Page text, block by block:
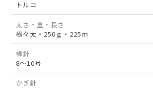
トルコ
太さ・量・長さ
極々太・250ｇ・225ｍ
棒針
8～10号
かぎ針